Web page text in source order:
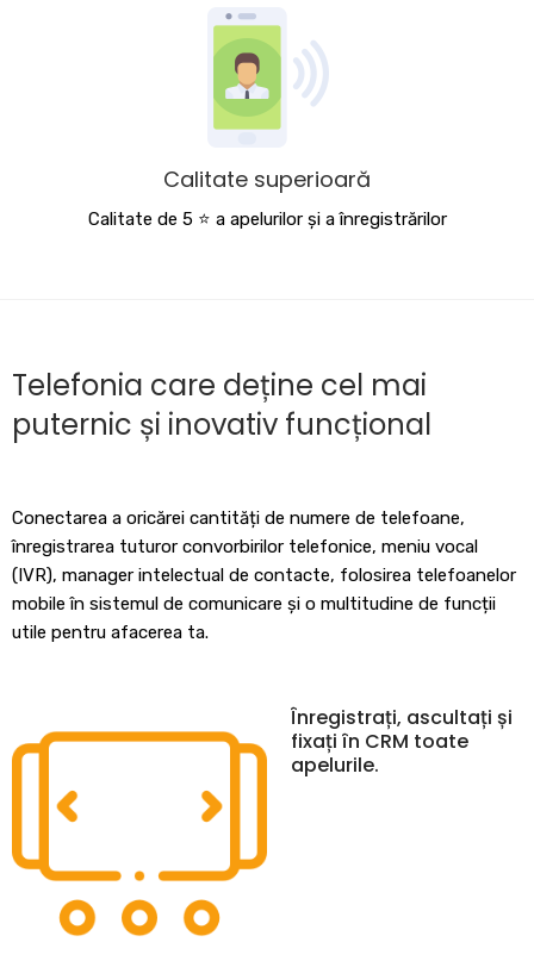
Calitate superioară
Calitate de 5 ⭐️ a apelurilor și a înregistrărilor
Telefonia care deține cel mai
puternic și inovativ funcțional
Conectarea a oricărei cantități de numere de telefoane,
înregistrarea tuturor convorbirilor telefonice, meniu vocal
(IVR), manager intelectual de contacte, folosirea telefoanelor
mobile în sistemul de comunicare și o multitudine de funcții
utile pentru afacerea ta.
Înregistrați, ascultați și
fixați în CRM toate
apelurile.